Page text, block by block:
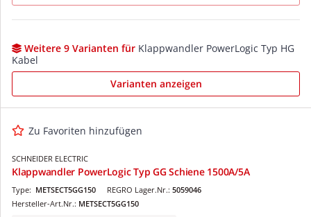
Weitere 9 Varianten für Klappwandler PowerLogic Typ HG
Kabel
Varianten anzeigen
Zu Favoriten hinzufügen
SCHNEIDER ELECTRIC
Klappwandler PowerLogic Typ GG Schiene 1500A/5A
REGRO Lager.Nr.: 5059046
Type: METSECT5GG150
Hersteller-Art.Nr.: METSECT5GG150